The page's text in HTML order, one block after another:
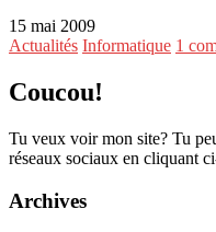
15 mai 2009
Actualités Informatique 1
Coucou!
Tu veux voir mon site? Tu
réseaux sociaux en cliquant
Archives